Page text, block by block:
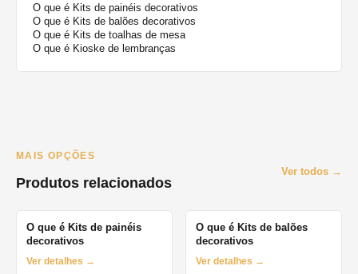
O que é Kits de painéis decorativos
O que é Kits de balões decorativos
O que é Kits de toalhas de mesa
O que é Kioske de lembranças
MAIS OPÇÕES
Produtos relacionados
Ver todos →
O que é Kits de painéis
decorativos
Ver detalhes →
O que é Kits de balões
decorativos
Ver detalhes →